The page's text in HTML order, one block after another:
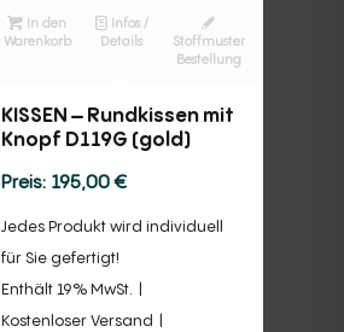
In den
Warenkorb
Infos /
Details
Stoffmuster
Bestellung
KISSEN – Rundkissen mit
Knopf D119G (gold)
195,00€
Jedes Produkt wird individuell
für Sie gefertigt!
Enthält 19% MwSt.
Kostenloser Versand